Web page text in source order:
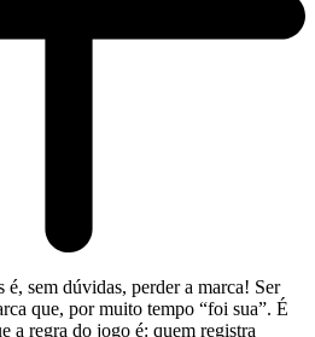
sem dúvidas, perder a marca! Ser
que, por muito tempo “foi sua”. É
a regra do jogo é: quem registra